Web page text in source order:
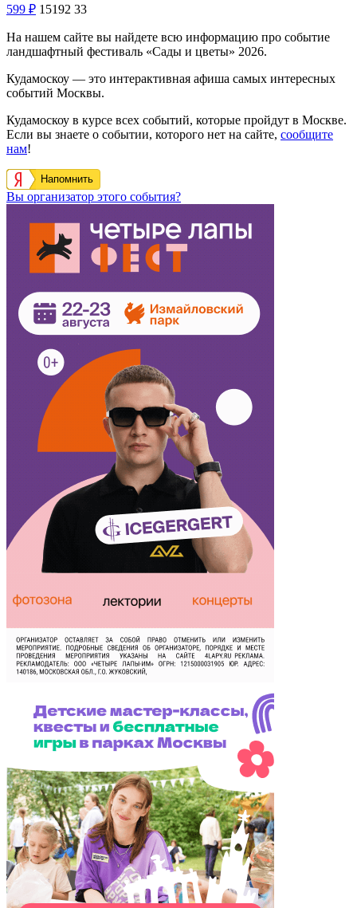
599 ₽ 15192 33
На нашем сайте вы найдете всю информацию про событие
ландшафтный фестиваль «Сады и цветы» 2026.
Кудамоскоу — это интерактивная афиша самых интересных
событий Москвы.
Кудамоскоу в курсе всех событий, которые пройдут в Москве.
Если вы знаете о событии, которого нет на сайте, сообщите
нам!
Напомнить
Вы организатор этого события?